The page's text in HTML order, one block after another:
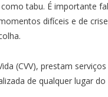
tabu. É importante
difíceis e de
(CVV), prestam
de qualquer lugar do